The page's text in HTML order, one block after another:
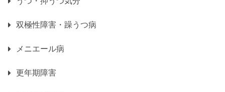
双極性障害・躁うつ病
メニエール病
更年期障害